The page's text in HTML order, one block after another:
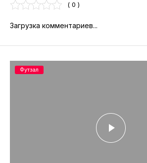
( 0 )
Загрузка комментариев...
Футзал